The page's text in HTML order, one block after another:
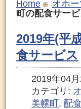
Home
オホ
町の配食サー
2019年(平
食サービス
2019年04
カテゴリ:
美幌町 , 配